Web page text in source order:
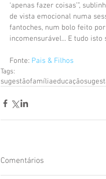
‘apenas fazer coisas’”,
de vista emocional numa
fantoches, num bolo feito
incomensurável... E tudo isto
Fonte: Pais & Filhos
Tags:
sugestãofamíliaeducação
Comentários